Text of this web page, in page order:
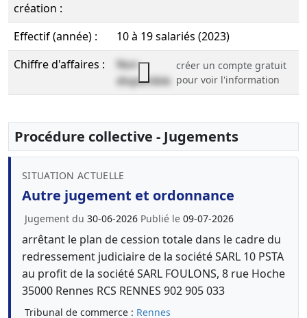
création :
Effectif (année) :
10 à 19 salariés (2023)
Chiffre d'affaires :
Non
disponible
créer un compte gratuit
pour voir l'information
Procédure collective - Jugements
SITUATION ACTUELLE
Autre jugement et ordonnance
Jugement du 30-06-2026 Publié le 09-07-2026
arrêtant le plan de cession totale dans le cadre du
redressement judiciaire de la société SARL 10 PSTA
au profit de la société SARL FOULONS, 8 rue Hoche
35000 Rennes RCS RENNES 902 905 033
Tribunal de commerce : Rennes